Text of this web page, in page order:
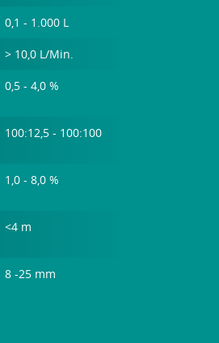
0,1 - 1.000 L
> 10,0 L/Min.
0,5 - 4,0 %
100:12,5 - 100:100
1,0 - 8,0 %
<4 m
8 -25 mm